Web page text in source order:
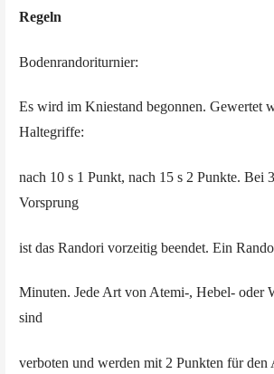
Regeln
Bodenrandoriturnier:
Es wird im Kniestand begonnen. Gewertet
Haltegriffe:
nach 10 s 1 Punkt, nach 15 s 2 Punkte. Bei
Vorsprung
ist das Randori vorzeitig beendet. Ein
Minuten. Jede Art von Atemi-, Hebel- oder
sind
verboten und werden mit 2 Punkten für den